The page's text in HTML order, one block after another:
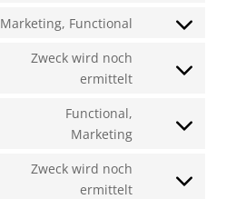
google-
Marketing, Functional
Consent
service
Zweck wird noch
ermittelt
Consent
service
Functional,
Marketing
Consent
service
Zweck wird noch
ermittelt
Consent